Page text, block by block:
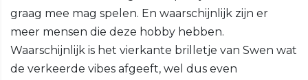
graag mee mag spelen. En waarschijnlijk zijn er
meer mensen die deze hobby hebben.
Waarschijnlijk is het vierkante brilletje van Swen wat
de verkeerde vibes afgeeft, wel dus even